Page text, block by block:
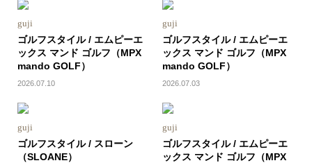
guji
ゴルフスタイル / エムピーエ
ックス マンド ゴルフ（MPX
mando GOLF）
2026.07.10
guji
ゴルフスタイル / エムピーエ
ックス マンド ゴルフ（MPX
mando GOLF）
2026.07.03
guji
ゴルフスタイル / スローン
（SLOANE）
guji
ゴルフスタイル / エムピーエ
ックス マンド ゴルフ（MPX